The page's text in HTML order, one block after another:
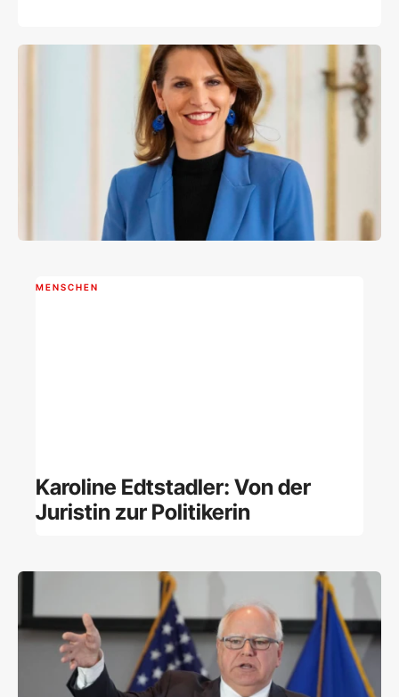
MENSCHEN
Karoline Edtstadler: Von der
Juristin zur Politikerin